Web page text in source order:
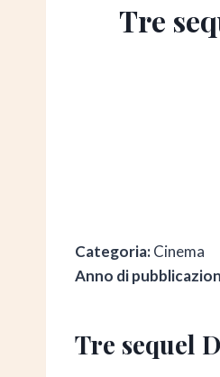
Tre
Categoria:Cinema
Anno di
Tre sequel